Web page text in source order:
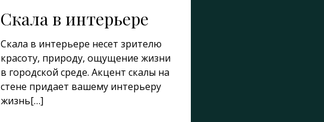
Скала в интерьере
Скала в интерьере несет зрителю
красоту, природу, ощущение жизни
в городской среде. Акцент скалы на
стене придает вашему интерьеру
жизнь[…]